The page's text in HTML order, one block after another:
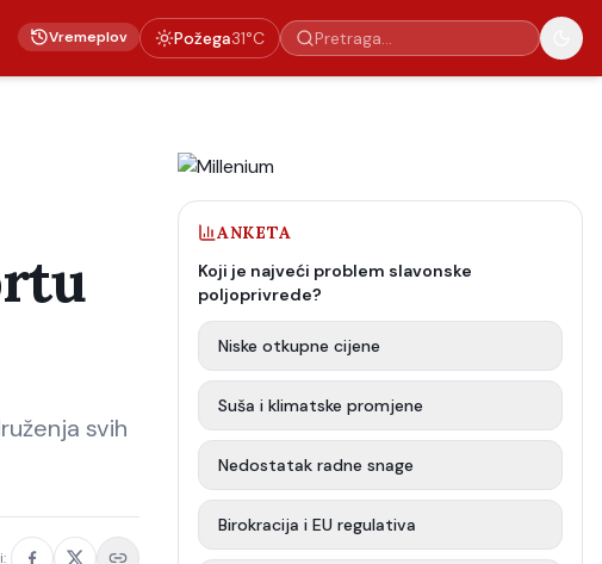
Vremeplov Požega31°C
svih
ANKETA
Koji je najveći problem slavonske
poljoprivrede?
Niske otkupne cijene
Suša i klimatske promjene
Nedostatak radne snage
Birokracija i EU regulativa